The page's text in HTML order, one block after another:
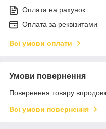
Оплата на рахунок
Оплата за реквізитами
Всі умови оплати
Умови повернення
Повернення товару
Всі умови повернення